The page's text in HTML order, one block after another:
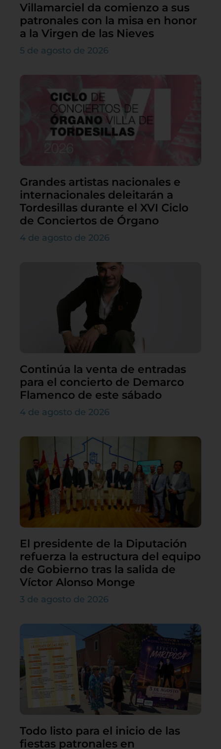
Villamarciel da comienzo a sus
patronales con la misa en honor
a la Virgen de las Nieves
5 de agosto de 2026
Grandes artistas nacionales e
internacionales deleitarán a
Tordesillas durante el XVI Ciclo
de Conciertos de Órgano
4 de agosto de 2026
Continúa la venta de entradas
para el concierto de Demarco
Flamenco de este sábado
4 de agosto de 2026
El presidente de la Diputación
refuerza la estructura del equipo
de Gobierno tras la salida de
Víctor Alonso Monge
3 de agosto de 2026
Todo listo para el inicio de las
fiestas patronales en